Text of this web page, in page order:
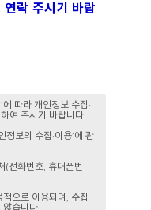
연락 주시기 바랍